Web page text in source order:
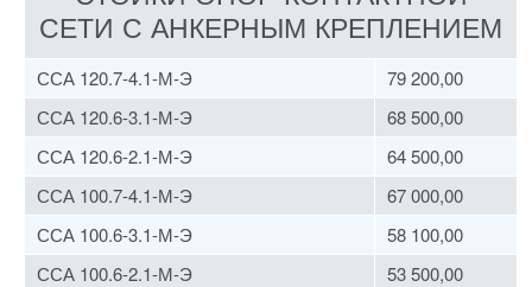
СЕТИ С АНКЕРНЫМ КРЕПЛЕНИЕМ
ССА 120.7-4.1-М-Э
79 200,00
ССА 120.6-3.1-М-Э
68 500,00
ССА 120.6-2.1-М-Э
64 500,00
ССА 100.7-4.1-М-Э
67 000,00
ССА 100.6-3.1-М-Э
58 100,00
ССА 100.6-2.1-М-Э
53 500,00